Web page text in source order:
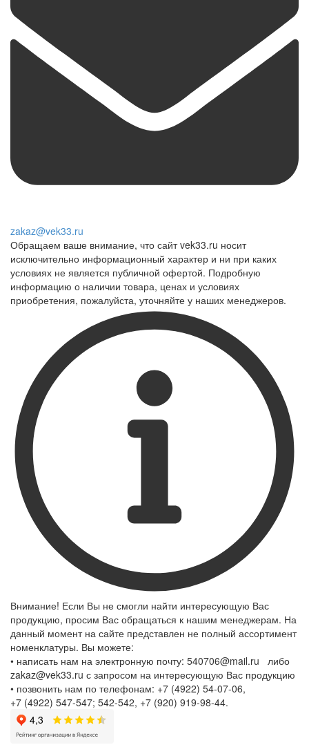
zakaz@vek33.ru
Обращаем ваше внимание, что сайт vek33.ru носит
исключительно информационный характер и ни при каких
условиях не является публичной офертой. Подробную
информацию о наличии товара, ценах и условиях
приобретения, пожалуйста, уточняйте у наших менеджеров.
Внимание! Если Вы не смогли найти интересующую Вас
продукцию, просим Вас обращаться к нашим менеджерам. На
данный момент на сайте представлен не полный ассортимент
номенклатуры. Вы можете:
• написать нам на электронную почту: 540706@mail.ru либо
zakaz@vek33.ru с запросом на интересующую Вас продукцию
• позвонить нам по телефонам: +7 (4922) 54-07-06,
+7 (4922) 547-547; 542-542, +7 (920) 919-98-44.